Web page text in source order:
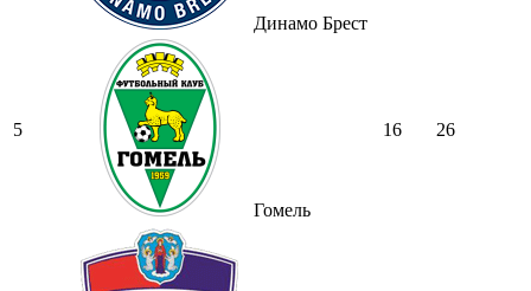
Динамо Брест
5
Гомель
16 26